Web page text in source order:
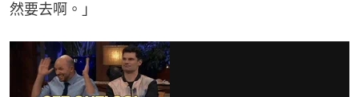
然要去啊。」